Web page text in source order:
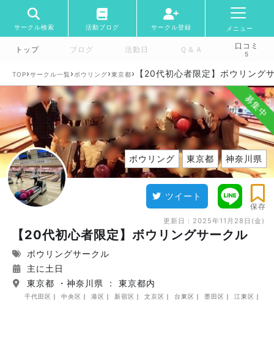
サークル検索 活動ブログ サークル登録 メニュー
トップ ブログ 活動日 Ｑ＆Ａ 口コミ
5
TOP›サークル一覧 › ボウリング›東京都› 【20代初心者限定】ボウリング
募集中
ボウリング 東京都 神奈川県
ツイート
保存
更新日： 2025年11月28日(金)
【20代初心者限定】ボウリングサークル
ボウリングサークル
主に土日
東京都 ・神奈川県 ： 東京都内
千代田区 中央区 港区 新宿区 文京区 台東区 墨田区 江東区